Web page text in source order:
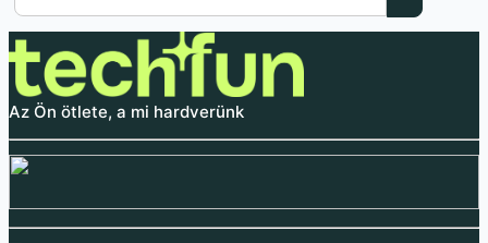
Az Ön ötlete, a mi hardverünk